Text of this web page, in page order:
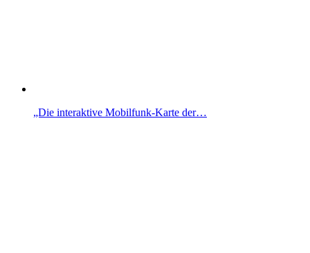
„Die interaktive Mobilfunk-Karte der…